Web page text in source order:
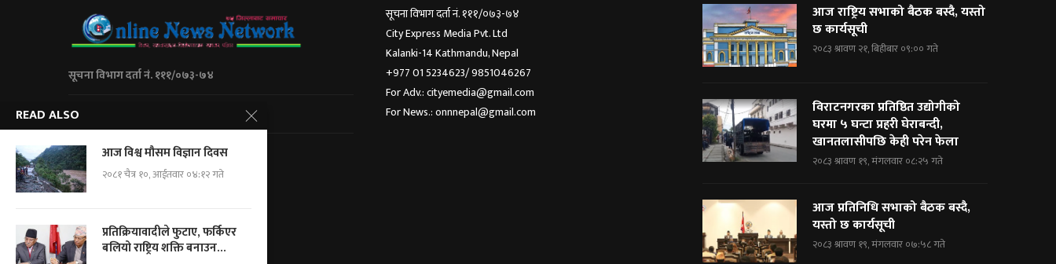
सूचना विभाग दर्ता नं. १११/०७३-७४
City Express Media Pvt. Ltd
Kalanki-14 Kathmandu, Nepal
+977 01 5234623/ 9851046267
For Adv.: cityemedia@gmail.com
सूचना विभाग दर्ता नं. १११/०७३-७४
City Express Media Pvt. Ltd
Kalanki-14 Kathmandu, Nepal
+977 01 5234623/ 9851046267
For Adv.: cityemedia@gmail.com
For News.: onnnepal@gmail.com
आज राष्ट्रिय सभाको बैठक बस्दै, यस्तो
छ कार्यसूची
२०८३ श्रावण २१, बिहीबार ०९:०० गते
विराटनगरका प्रतिष्ठित उद्योगीको
घरमा ५ घन्टा प्रहरी घेराबन्दी,
खानतलासीपछि केही परेन फेला
२०८३ श्रावण १९, मंगलवार ०८:२५ गते
आज प्रतिनिधि सभाको बैठक बस्दै,
यस्तो छ कार्यसूची
२०८३ श्रावण १९, मंगलवार ०७:५८ गते
READ ALSO
आज विश्व मौसम विज्ञान दिवस
२०८१ चैत्र १०, आईतवार ०४:१२ गते
प्रतिक्रियावादीले फुटाए, फर्किएर
बलियो राष्ट्रिय शक्ति बनाउन...